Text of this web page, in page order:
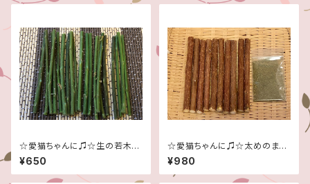
☆愛猫ちゃんに♫☆生の若木☆
季節限定です！☆１５本セット☆
¥650
☆愛猫ちゃんに♫☆太めのまた
たび乾燥木１０本セット☆
¥980